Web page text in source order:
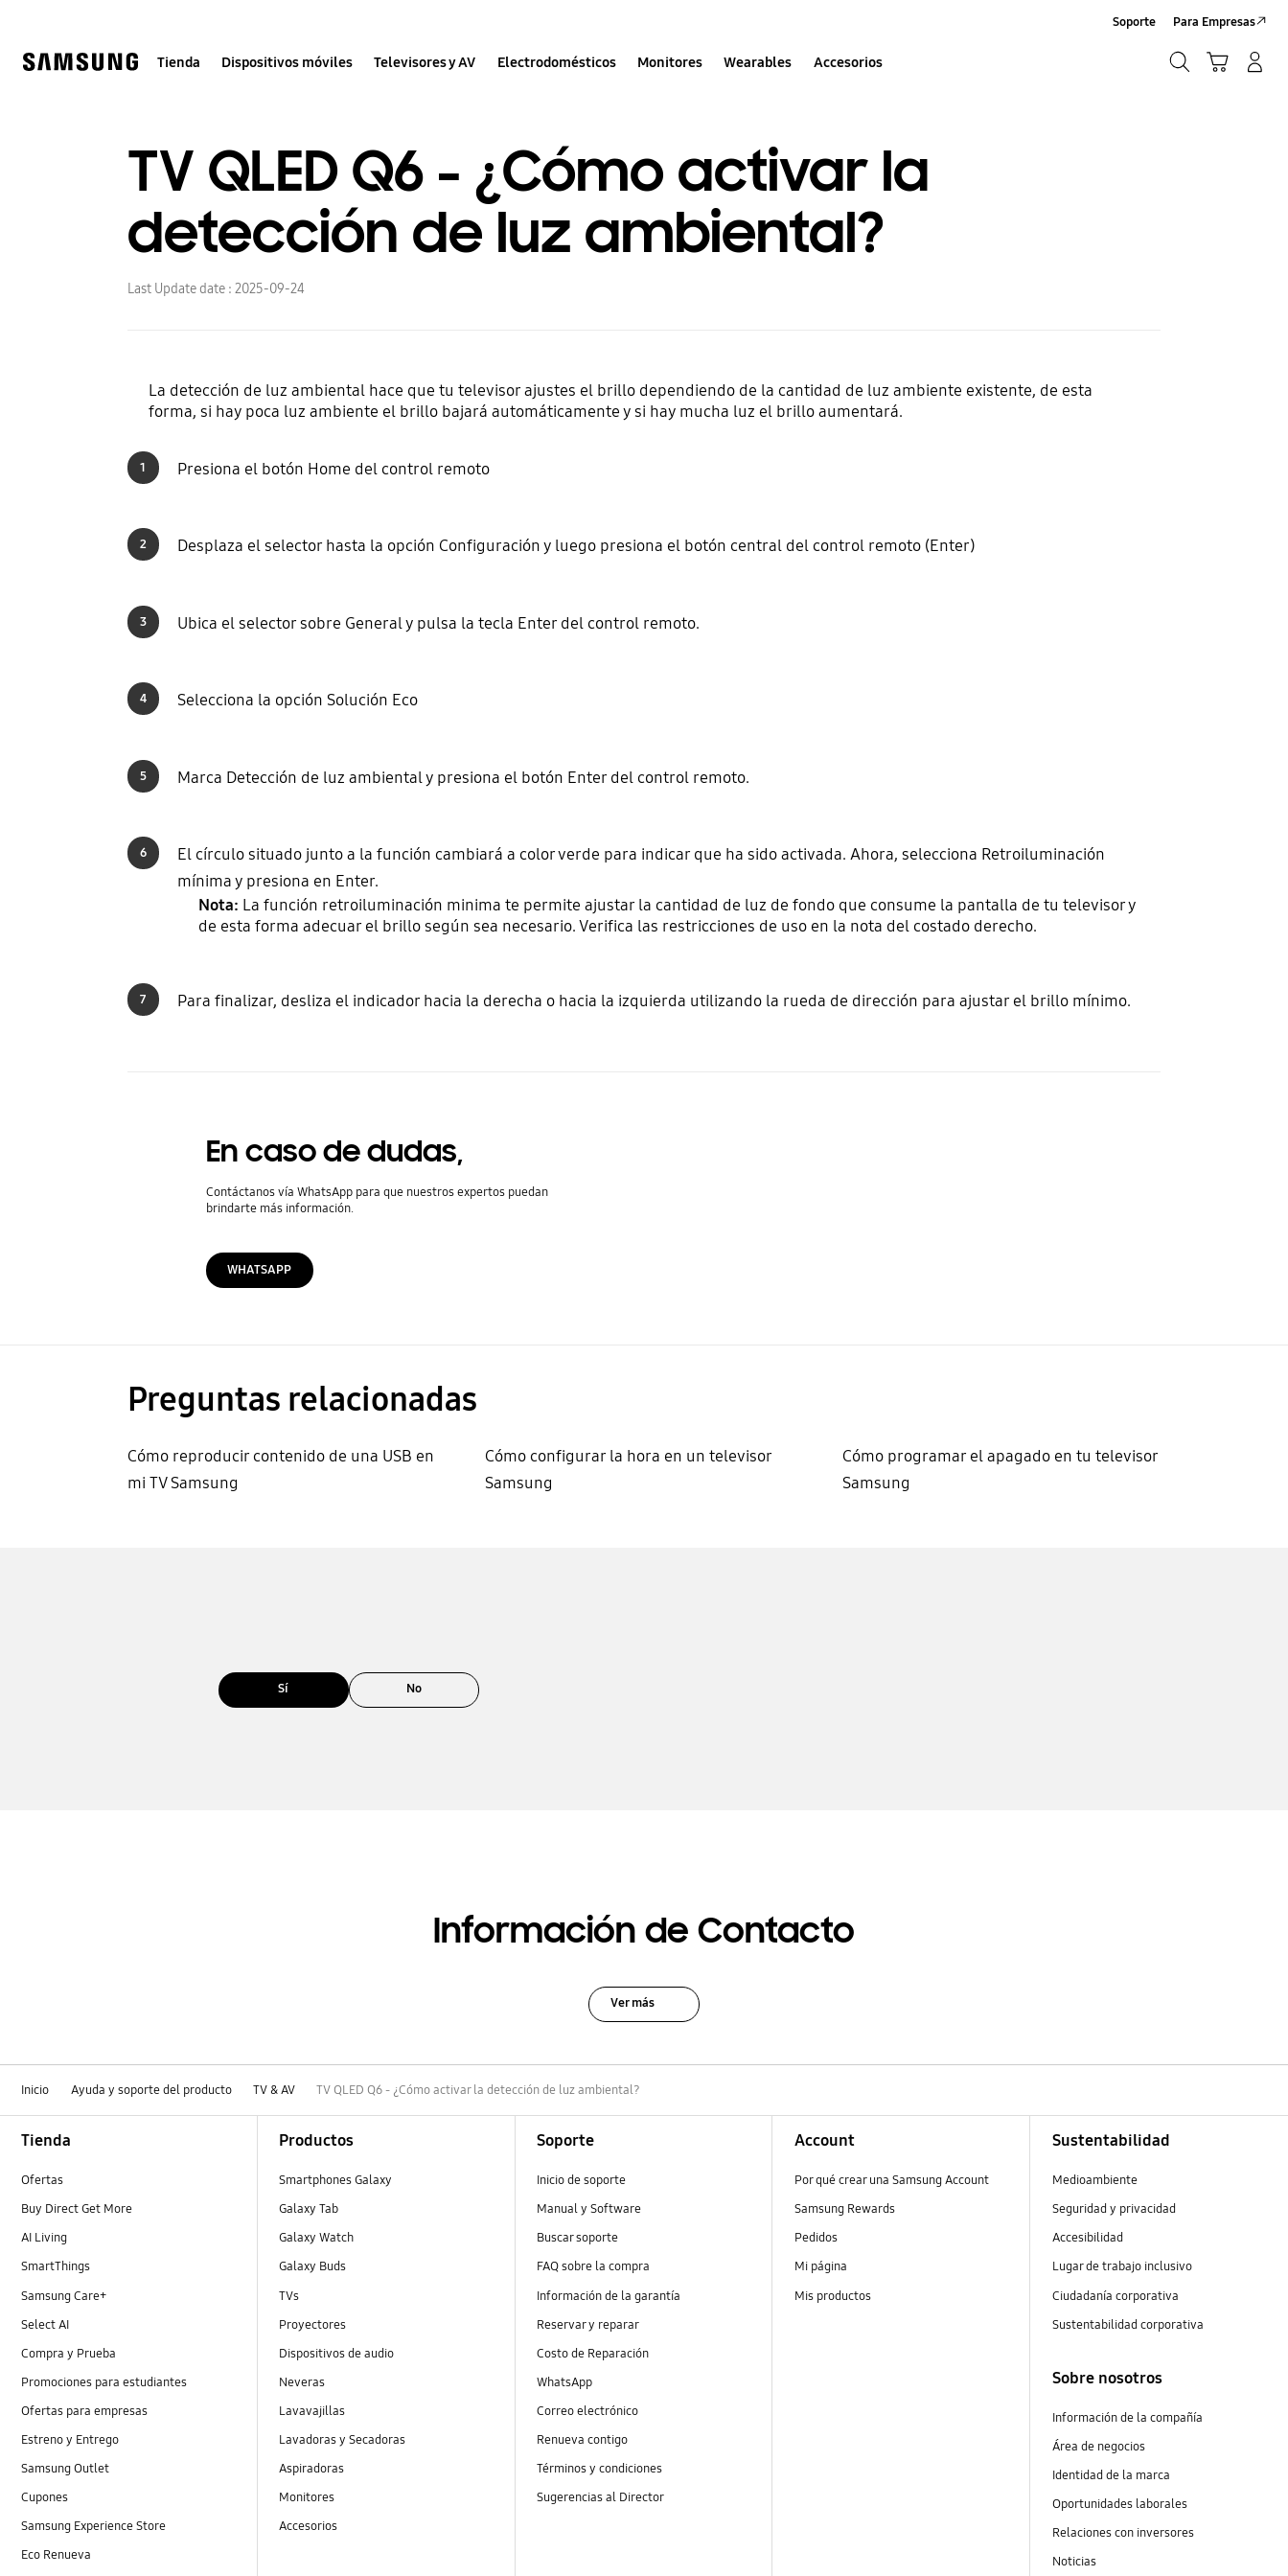
Tienda Dispositivos móviles Televisores y AV Electrodomésticos Monitores Wearables Accesorios
Soporte Para Empresas
TV QLED Q6 - ¿Cómo activar la
detección de luz ambiental?
Last Update date : 2025-09-24
La detección de luz ambiental hace que tu televisor ajustes el brillo dependiendo de la cantidad de luz ambiente existente, de esta
forma, si hay poca luz ambiente el brillo bajará automáticamente y si hay mucha luz el brillo aumentará.
1 Presiona el botón Home del control remoto
2 Desplaza el selector hasta la opción Configuración y luego presiona el botón central del control remoto (Enter)
3 Ubica el selector sobre General y pulsa la tecla Enter del control remoto.
4 Selecciona la opción Solución Eco
5 Marca Detección de luz ambiental y presiona el botón Enter del control remoto.
6
El círculo situado junto a la función cambiará a color verde para indicar que ha sido activada. Ahora, selecciona Retroiluminación
mínima y presiona en Enter.
Nota: La función retroiluminación minima te permite ajustar la cantidad de luz de fondo que consume la pantalla de tu televisor y
de esta forma adecuar el brillo según sea necesario. Verifica las restricciones de uso en la nota del costado derecho.
7 Para finalizar, desliza el indicador hacia la derecha o hacia la izquierda utilizando la rueda de dirección para ajustar el brillo mínimo.
En caso de dudas,
Contáctanos vía WhatsApp para que nuestros expertos puedan
brindarte más información.
WHATSAPP
Preguntas relacionadas
Cómo reproducir contenido de una USB en
mi TV Samsung
Cómo configurar la hora en un televisor
Samsung
Cómo programar el apagado en tu televisor
Samsung
Sí No
Información de Contacto
Ver más
Inicio Ayuda y soporte del producto TV & AV TV QLED Q6 - ¿Cómo activar la detección de luz ambiental?
Tienda
Ofertas
Buy Direct Get More
AI Living
SmartThings
Samsung Care+
Select AI
Compra y Prueba
Promociones para estudiantes
Ofertas para empresas
Estreno y Entrego
Samsung Outlet
Cupones
Samsung Experience Store
Eco Renueva
Productos
Smartphones Galaxy
Galaxy Tab
Galaxy Watch
Galaxy Buds
TVs
Proyectores
Dispositivos de audio
Neveras
Lavavajillas
Lavadoras y Secadoras
Aspiradoras
Monitores
Accesorios
Soporte
Inicio de soporte
Manual y Software
Buscar soporte
FAQ sobre la compra
Información de la garantía
Reservar y reparar
Costo de Reparación
WhatsApp
Correo electrónico
Renueva contigo
Términos y condiciones
Sugerencias al Director
Account
Por qué crear una Samsung Account
Samsung Rewards
Pedidos
Mi página
Mis productos
Sustentabilidad
Medioambiente
Seguridad y privacidad
Accesibilidad
Lugar de trabajo inclusivo
Ciudadanía corporativa
Sustentabilidad corporativa
Sobre nosotros
Información de la compañía
Área de negocios
Identidad de la marca
Oportunidades laborales
Relaciones con inversores
Noticias